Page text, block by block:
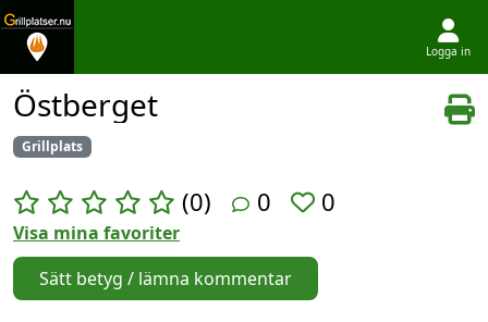
Hoppa till innehållet
Logga in
Östberget
Grillplats
(0) 0 0
Visa mina favoriter
Sätt betyg / lämna kommentar